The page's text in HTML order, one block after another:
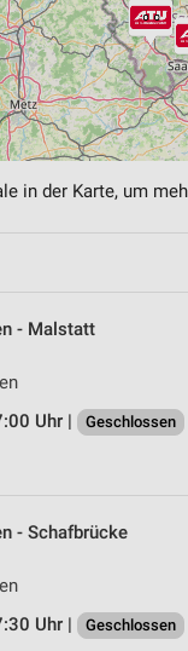
in der Karte, um
- Malstatt
Uhr |
Geschlossen
- Schafbrücke
Uhr |
Geschlossen